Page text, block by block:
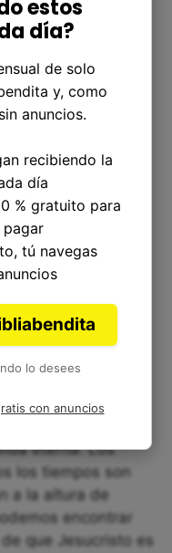
Podemos
consuelo en ese
en la
buscar consuelo y
eterna. Los
los tiempos son
a la altura de
encontrar
que Jesucristo es
estos
día?
de solo
y, como
anuncios.
recibiendo la
día
% gratuito para
pagar
tú navegas
lo desees
con anuncios